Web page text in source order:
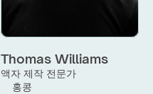
Thomas Williams
액자 제작 전문가
홍콩